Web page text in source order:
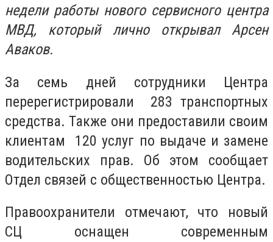
недели работы нового сервисного центра
МВД, который лично открывал Арсен
Аваков.
За семь дней сотрудники Центра
перерегистрировали 283 транспортных
средства. Также они предоставили своим
клиентам 120 услуг по выдаче и замене
водительских прав. Об этом сообщает
Отдел связей с общественностью Центра.
Правоохранители отмечают, что новый
СЦ оснащен современным